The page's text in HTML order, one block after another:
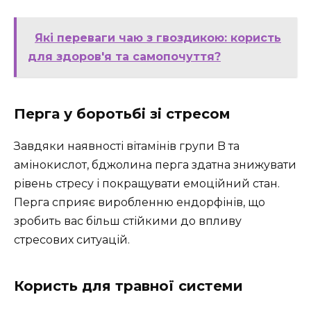
Які переваги чаю з гвоздикою: користь
для здоров'я та самопочуття?
Перга у боротьбі зі стресом
Завдяки наявності вітамінів групи B та
амінокислот, бджолина перга здатна знижувати
рівень стресу і покращувати емоційний стан.
Перга сприяє виробленню ендорфінів, що
зробить вас більш стійкими до впливу
стресових ситуацій.
Користь для травної системи